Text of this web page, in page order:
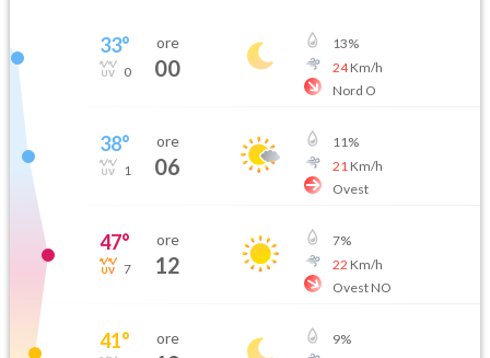
33°
0
ore
00
13%
24Km/h
Nord O
38°
1
ore
06
11%
21 Km/h
Ovest
47°
7
ore
12
7%
22 Km/h
Ovest NO
41° ore 9%